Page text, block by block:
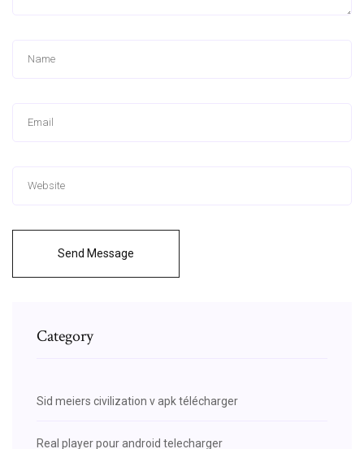
Send Message
Category
Sid meiers civilization v apk télécharger
Real player pour android telecharger